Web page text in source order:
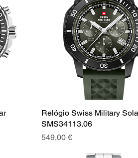
Relógio Swiss Military
SMS34113.06
Preço
549,00 €